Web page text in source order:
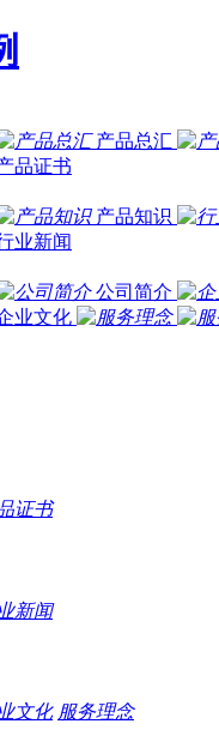
产品总汇
品证书
产品知识
业新闻
公司简介
业文化
证书
新闻
文化 服务理念